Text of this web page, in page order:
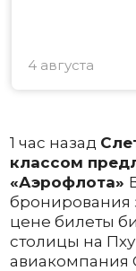
4 августа
1 час назад
классом
«Аэрофлота»
бронирования
цене билеты
столицы на
авиакомпания